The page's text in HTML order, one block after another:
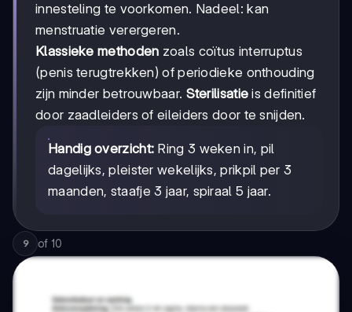
innesteling te voorkomen. Nadeel: kan
menstruatie verergeren.
Klassieke methoden zoals coïtus interruptus
(penis terugtrekken) of periodieke onthouding
zijn minder betrouwbaar. Sterilisatie is definitief
door zaadleiders of eileiders door te snijden.
Handig overzicht: Ring 3 weken in, pil
dagelijks, pleister wekelijks, prikpil per 3
maanden, staafje 3 jaar, spiraal 5 jaar.
9 of 10